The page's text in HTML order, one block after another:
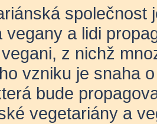
vegany a lidi
z nichž
vzniku je snaha
bude
vegetariány a